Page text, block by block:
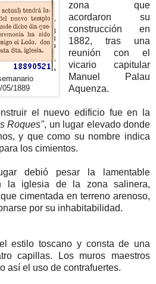
05/1889
zona que
acordaron su
construcción en
1882, tras una
reunión con el
vicario capitular
Manuel Palau
Aquenza.
el nuevo edificio fue en la
Roques", un lugar elevado donde
y que como su nombre indica
los cimientos.
debió pesar la lamentable
la iglesia de la zona salinera,
cimentada en terreno arenoso,
por su inhabitabilidad.
estilo toscano y consta de una
capillas. Los muros maestros
así el uso de contrafuertes.